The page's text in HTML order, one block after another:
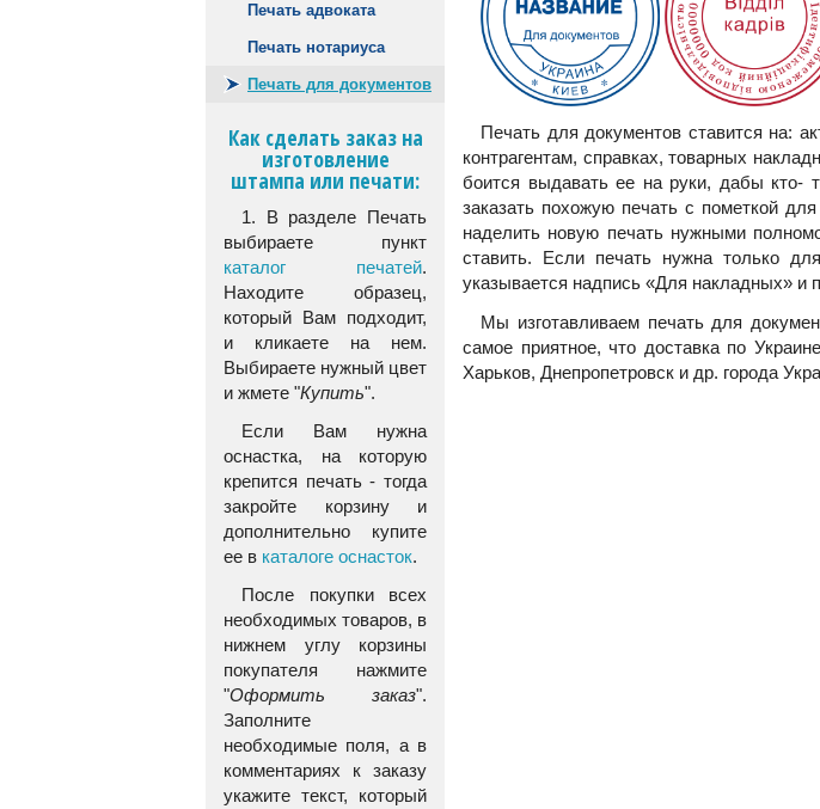
Печать адвоката
Печать нотариуса
Печать для документов
Как сделать заказ на
изготовление
штампа или печати:
1. В разделе Печать
выбираете пункт
каталог печатей.
Находите образец,
который Вам подходит,
и кликаете на нем.
Выбираете нужный цвет
и жмете "Купить".
Если Вам нужна
оснастка, на которую
крепится печать - тогда
закройте корзину и
дополнительно купите
ее в каталоге оснасток.
После покупки всех
необходимых товаров, в
нижнем углу корзины
покупателя нажмите
"Оформить заказ".
Заполните
необходимые поля, а в
комментариях к заказу
укажите текст, который
Печать для документов ставится на:
контрагентам, справках, товарных
боится выдавать ее на руки, дабы кто-
заказать похожую печать с пометкой
наделить новую печать нужными
ставить. Если печать нужна только
указывается надпись «Для накладных» и
Мы изготавливаем печать для
самое приятное, что доставка по
Харьков, Днепропетровск и др. города